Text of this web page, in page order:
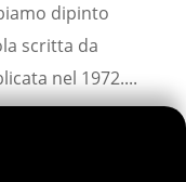
dipinto
scritta da
nel 1972....